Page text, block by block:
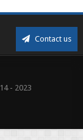
Contact us
- 2023